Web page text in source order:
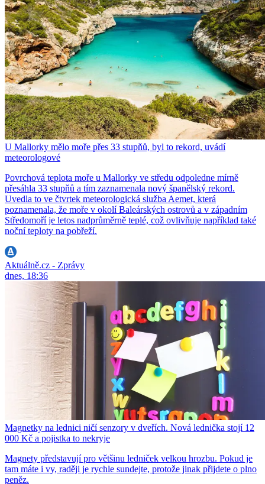
U Mallorky mělo moře přes 33 stupňů, byl to rekord, uvádí
meteorologové
Povrchová teplota moře u Mallorky ve středu odpoledne mírně
přesáhla 33 stupňů a tím zaznamenala nový španělský rekord.
Uvedla to ve čtvrtek meteorologická služba Aemet, která
poznamenala, že moře v okolí Baleárských ostrovů a v západním
Středomoří je letos nadprůměrně teplé, což ovlivňuje například také
noční teploty na pobřeží.
Aktuálně.cz - Zprávy
dnes, 18:36
Magnetky na lednici ničí senzory v dveřích. Nová lednička stojí 12
000 Kč a pojistka to nekryje
Magnety představují pro většinu ledniček velkou hrozbu. Pokud je
tam máte i vy, raději je rychle sundejte, protože jinak přijdete o plno
peněz.